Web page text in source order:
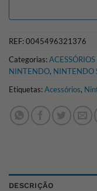
REF:0045496321376
Categorias:
NINTENDO, NINTENDO
Etiquetas:Acessórios,
DESCRIÇÃO